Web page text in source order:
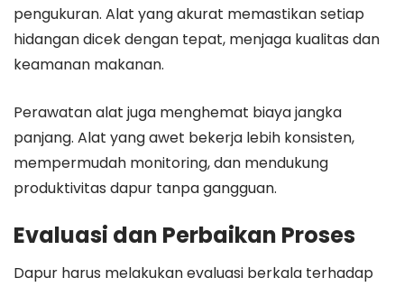
pengukuran. Alat yang akurat memastikan setiap
hidangan dicek dengan tepat, menjaga kualitas dan
keamanan makanan.
Perawatan alat juga menghemat biaya jangka
panjang. Alat yang awet bekerja lebih konsisten,
mempermudah monitoring, dan mendukung
produktivitas dapur tanpa gangguan.
Evaluasi dan Perbaikan Proses
Dapur harus melakukan evaluasi berkala terhadap